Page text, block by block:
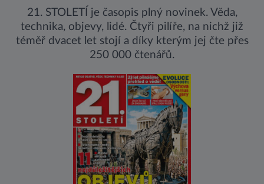
21. STOLETÍ je časopis plný novinek. Věda,
technika, objevy, lidé. Čtyři pilíře, na nichž již
téměř dvacet let stojí a díky kterým jej čte přes
250 000 čtenářů.